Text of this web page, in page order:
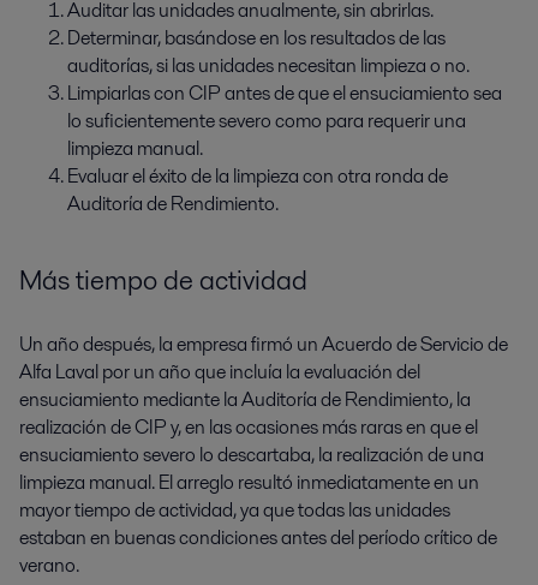
Auditar las unidades anualmente, sin abrirlas.
Determinar, basándose en los resultados de las
auditorías, si las unidades necesitan limpieza o no.
Limpiarlas con CIP antes de que el ensuciamiento sea
lo suficientemente severo como para requerir una
limpieza manual.
Evaluar el éxito de la limpieza con otra ronda de
Auditoría de Rendimiento.
Más tiempo de actividad
Un año después, la empresa firmó un Acuerdo de Servicio de
Alfa Laval por un año que incluía la evaluación del
ensuciamiento mediante la Auditoría de Rendimiento, la
realización de CIP y, en las ocasiones más raras en que el
ensuciamiento severo lo descartaba, la realización de una
limpieza manual. El arreglo resultó inmediatamente en un
mayor tiempo de actividad, ya que todas las unidades
estaban en buenas condiciones antes del período crítico de
verano.